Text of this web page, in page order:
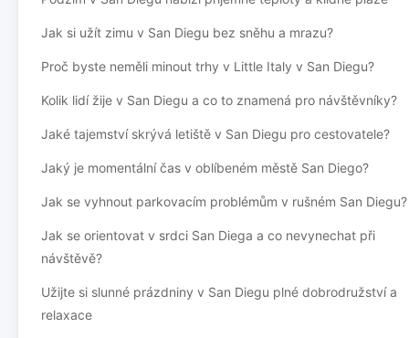
Jak si užít zimu v San Diegu bez sněhu a mrazu?
Proč byste neměli minout trhy v Little Italy v San Diegu?
Kolik lidí žije v San Diegu a co to znamená pro návštěvníky?
Jaké tajemství skrývá letiště v San Diegu pro cestovatele?
Jaký je momentální čas v oblíbeném městě San Diego?
Jak se vyhnout parkovacím problémům v rušném San Diegu?
Jak se orientovat v srdci San Diega a co nevynechat při
návštěvě?
Užijte si slunné prázdniny v San Diegu plné dobrodružství a
relaxace